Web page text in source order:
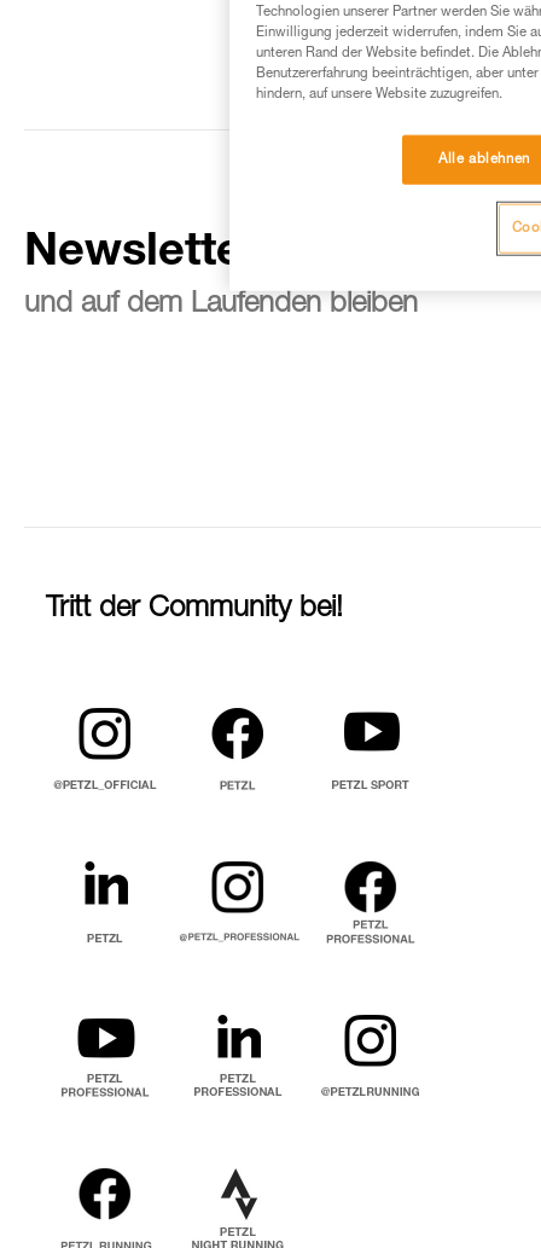
Newsletter abonnieren
und auf dem Laufenden bleiben
Tritt der Community bei!
Technologien unserer Partner werden Sie
Einwilligung jederzeit widerrufen, indem Sie
unteren Rand der Website befindet. Die
Benutzererfahrung beeinträchtigen, aber
hindern, auf unsere Website zuzugreifen.
Alle ablehnen